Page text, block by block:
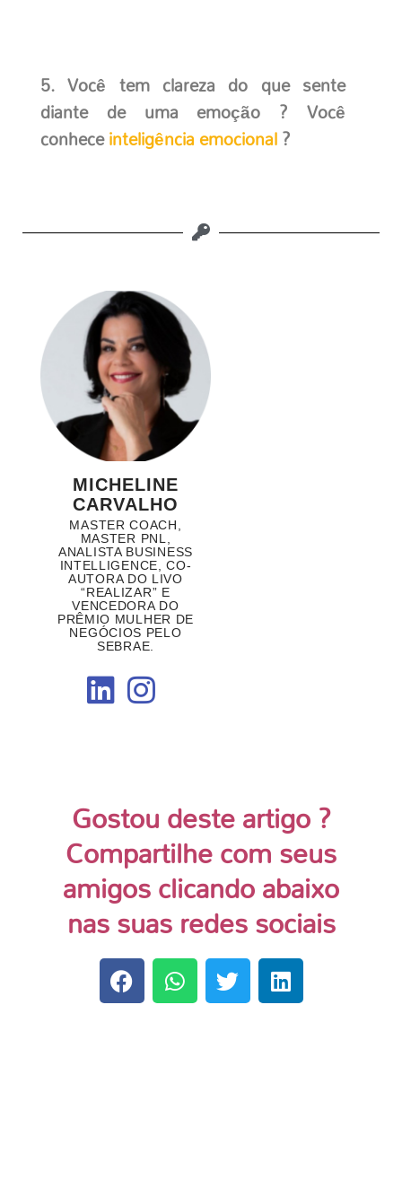
5. Você tem clareza do que sente
diante de uma emoção ? Você
conheceinteligência emocional?
MICHELINE
CARVALHO
MASTER COACH,
MASTER PNL,
ANALISTA BUSINESS
INTELLIGENCE, CO-
AUTORA DO LIVO
“REALIZAR” E
VENCEDORA DO
PRÊMIO MULHER DE
NEGÓCIOS PELO
SEBRAE.
Gostou deste artigo ?
Compartilhe com seus
amigos clicando abaixo
nas suas redes sociais